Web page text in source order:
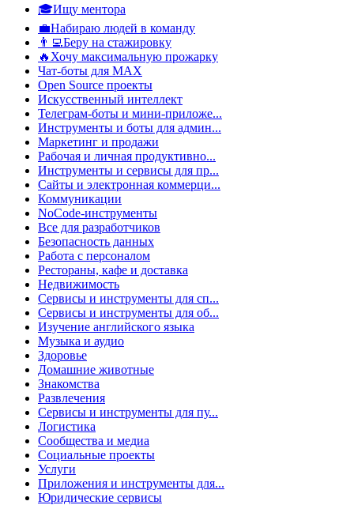
🎓Ищу ментора
💼Набираю людей в команду
👨‍💻Беру на стажировку
🔥Хочу максимальную прожарку
Чат-боты для MAX
Open Source проекты
Искусственный интеллект
Телеграм-боты и мини-приложе...
Инструменты и боты для админ...
Маркетинг и продажи
Рабочая и личная продуктивно...
Инструменты и сервисы для пр...
Сайты и электронная коммерци...
Коммуникации
NoCode-инструменты
Все для разработчиков
Безопасность данных
Работа с персоналом
Рестораны, кафе и доставка
Недвижимость
Сервисы и инструменты для сп...
Сервисы и инструменты для об...
Изучение английского языка
Музыка и аудио
Здоровье
Домашние животные
Знакомства
Развлечения
Сервисы и инструменты для пу...
Логистика
Сообщества и медиа
Социальные проекты
Услуги
Приложения и инструменты для...
Юридические сервисы